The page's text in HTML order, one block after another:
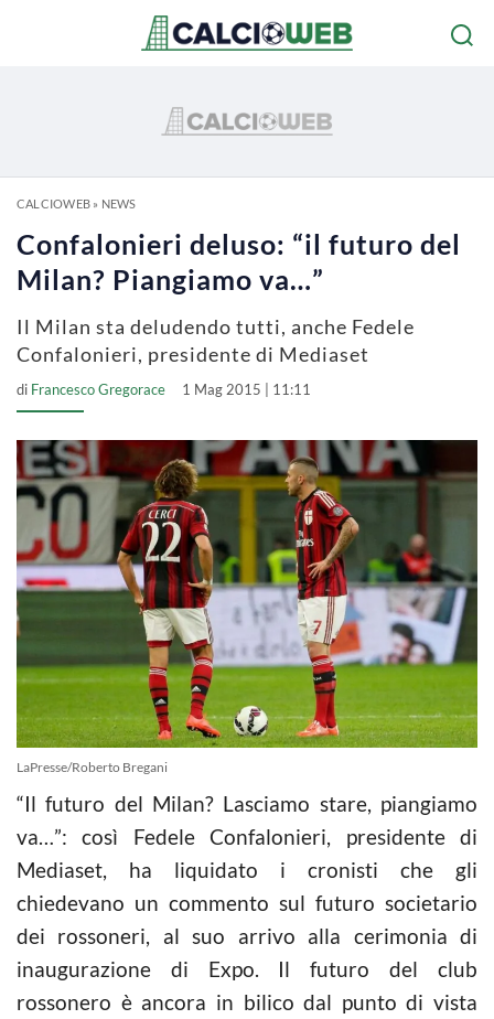
CALCIOWEB» NEWS
Confalonieri deluso: “il futuro del
Milan? Piangiamo va…”
Il Milan sta deludendo tutti, anche Fedele
Confalonieri, presidente di Mediaset
di Francesco Gregorace 1 Mag 2015 | 11:11
LaPresse/Roberto Bregani
“Il futuro del Milan? Lasciamo stare, piangiamo
va…”: così Fedele Confalonieri, presidente di
Mediaset, ha liquidato i cronisti che gli
chiedevano un commento sul futuro societario
dei rossoneri, al suo arrivo alla cerimonia di
inaugurazione di Expo. Il futuro del club
rossonero è ancora in bilico dal punto di vista